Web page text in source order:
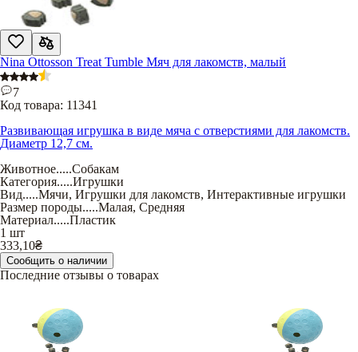
Nina Ottosson Treat Tumble Мяч для лакомств, малый
7
Код товара: 11341
Развивающая игрушка в виде мяча с отверстиями для лакомств.
Диаметр 12,7 см.
Животное.....Собакам
Категория.....Игрушки
Вид.....Мячи, Игрушки для лакомств, Интерактивные игрушки
Размер породы.....Малая, Средняя
Материал.....Пластик
1 шт
333,10₴
Сообщить о наличии
Последние отзывы о товарах